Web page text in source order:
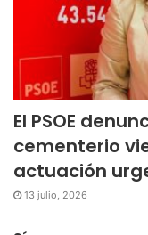
El PSOE
cementerio
actuación
13 julio, 2026